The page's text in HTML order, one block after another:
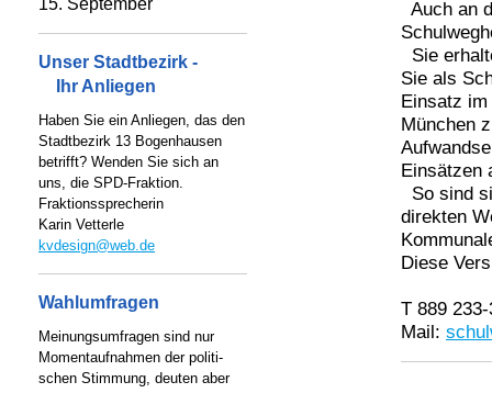
Auch an
Sie
Sie als
Einsatz
München
Einsätzen
So sind
direkten
Diese
T 889
Mail:
15. September
Unser Stadtbezirk -
Ihr Anliegen
Haben Sie ein Anliegen, das den
Stadtbezirk 13 Bogenhausen
betrifft? Wenden Sie sich an
uns, die SPD-Fraktion.
Fraktionssprecherin
Karin Vetterle
kvdesign@web.de
Wahlumfragen
Meinungsumfragen sind nur
Momentaufnahmen der politi-
schen Stimmung, deuten aber